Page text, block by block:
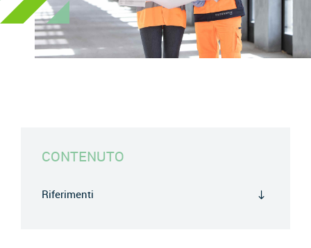
CONTENUTO
Riferimenti